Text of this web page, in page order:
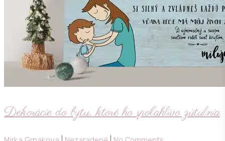
Dekorácie do bytu, ktoré ho spoľahlivo zútulnia